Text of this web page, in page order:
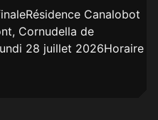
Canalobot
Cornudella de
28 juillet 2026Horaire